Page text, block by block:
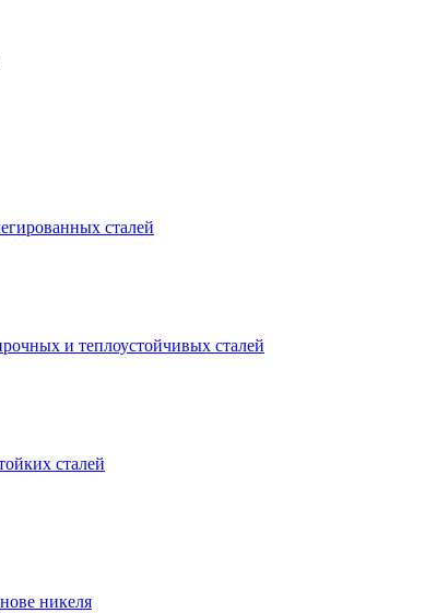
сталей
и теплоустойчивых сталей
сталей
никеля